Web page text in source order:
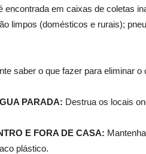
encontrada em caixas de coletas
limpos (domésticos e rurais);
saber o que fazer para eliminar o
PARADA: Destrua os locais
E FORA DE CASA:
plástico.